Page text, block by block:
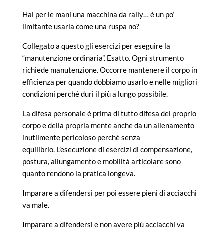
Hai per le mani una macchina da rally… è un po’
limitante usarla come una ruspa no?
Collegato a questo gli esercizi per eseguire la
“manutenzione ordinaria”. Esatto. Ogni strumento
richiede manutenzione. Occorre mantenere il corpo in
efficienza per quando dobbiamo usarlo e nelle migliori
condizioni perché duri il più a lungo possibile.
La difesa personale è prima di tutto difesa del proprio
corpo e della propria mente anche da un allenamento
inutilmente pericoloso perché senza
equilibrio. L’esecuzione di esercizi di compensazione,
postura, allungamento e mobilità articolare sono
quanto rendono la pratica longeva.
Imparare a difendersi per poi essere pieni di acciacchi
va male.
Imparare a difendersi e non avere più acciacchi va